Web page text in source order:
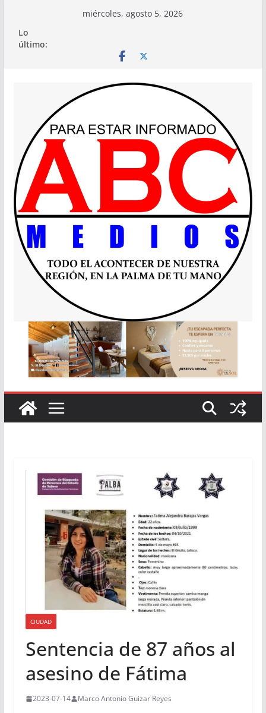
contenido
miércoles, agosto 5, 2026
Lo
último:
CIUDAD
Sentencia de 87 años al
asesino de Fátima
2023-07-14 Marco Antonio Guizar Reyes